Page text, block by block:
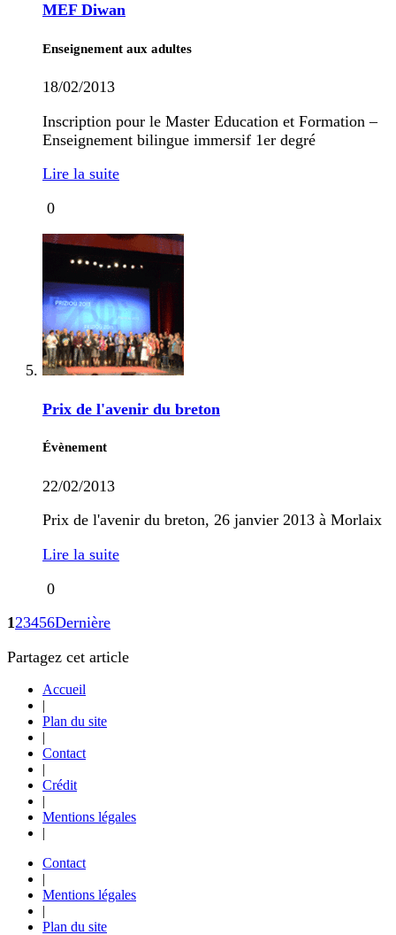
MEF Diwan
Enseignement aux adultes
18/02/2013
Inscription pour le Master Education et Formation –
Enseignement bilingue immersif 1er degré
Lire la suite
0
Prix de l'avenir du breton
Évènement
22/02/2013
Prix de l'avenir du breton, 26 janvier 2013 à Morlaix
Lire la suite
0
123456Dernière
Partagez cet article
Accueil
|
Plan du site
|
Contact
|
Crédit
|
Mentions légales
|
Contact
|
Mentions légales
|
Plan du site